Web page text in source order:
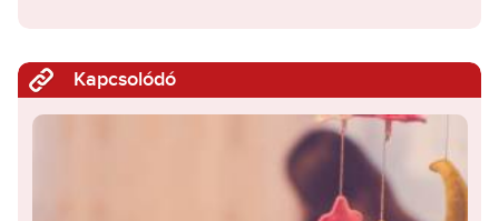
Kapcsolódó